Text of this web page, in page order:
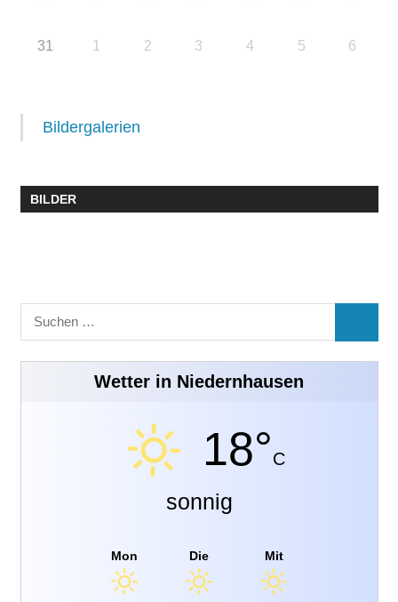
31 1 2 3 4 5 6
Bildergalerien
BILDER
Suchen
nach:
Wetter in Niedernhausen
18°C
sonnig
Mon Die Mit